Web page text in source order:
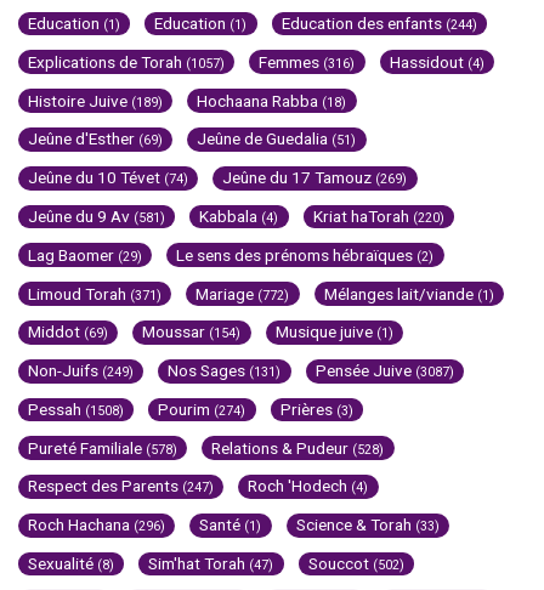
Education (1) Education (1) Education des enfants (244)
Explications de Torah (1057) Femmes (316) Hassidout (4)
Histoire Juive (189) Hochaana Rabba (18)
Jeûne d'Esther (69) Jeûne de Guedalia (51)
Jeûne du 10 Tévet (74) Jeûne du 17 Tamouz (269)
Jeûne du 9 Av (581) Kabbala (4) Kriat haTorah (220)
Lag Baomer (29) Le sens des prénoms hébraïques (2)
Limoud Torah (371) Mariage (772) Mélanges lait/viande (1)
Middot (69) Moussar (154) Musique juive (1)
Non-Juifs (249) Nos Sages (131) Pensée Juive (3087)
Pessah (1508) Pourim (274) Prières (3)
Pureté Familiale (578) Relations & Pudeur (528)
Respect des Parents (247) Roch 'Hodech (4)
Roch Hachana (296) Santé (1) Science & Torah (33)
Sexualité (8) Sim'hat Torah (47) Souccot (502)